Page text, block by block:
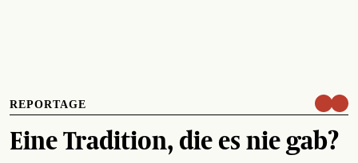
REPORTAGE
Eine Tradition, die es nie gab?